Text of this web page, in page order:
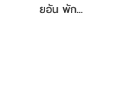
ยอัน พัก...